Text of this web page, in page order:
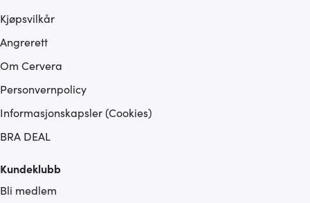
Kjøpsvilkår
Angrerett
Om Cervera
Personvernpolicy
Informasjonskapsler (Cookies)
BRA DEAL
Kundeklubb
Bli medlem